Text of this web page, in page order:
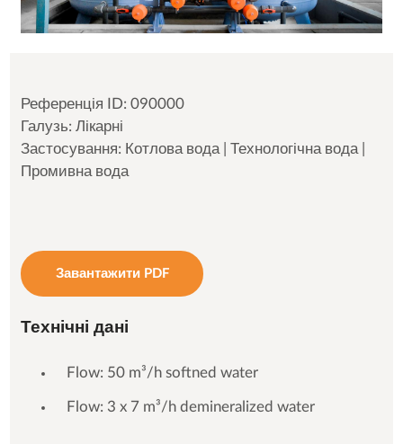
Референція ID: 090000
Галузь: Лікарні
Застосування: Котлова вода | Технологічна вода |
Промивна вода
Завантажити PDF
Технічні дані
Flow: 50 m³/h softned water
Flow: 3 x 7 m³/h demineralized water